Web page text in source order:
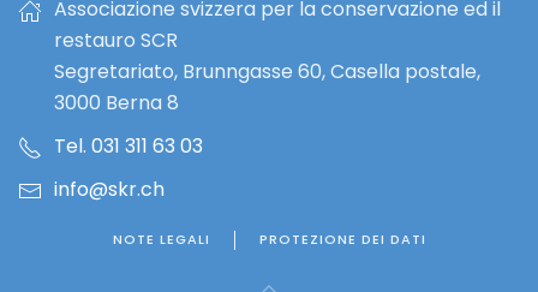
Associazione svizzera per la conservazione ed il
restauro SCR
Segretariato, Brunngasse 60, Casella postale,
3000 Berna 8
Tel. 031 311 63 03
info@skr.ch
NOTE LEGALI PROTEZIONE DEI DATI